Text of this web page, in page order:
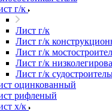
г/к
Лист г/к
Лист г/к
Лист г/к
Лист г/к
Лист г/к
оцинкованный
рифленый
х/к